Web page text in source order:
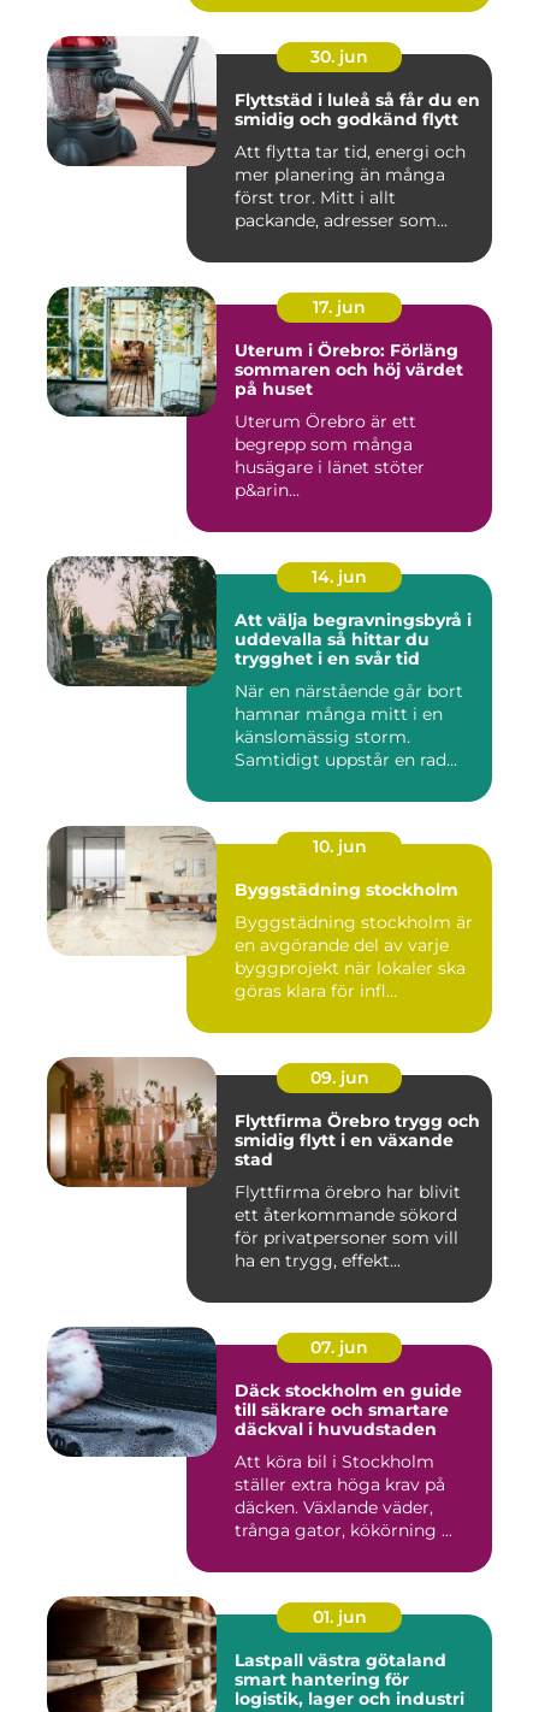
30. jun
Flyttstäd i luleå så får du en
smidig och godkänd flytt
Att flytta tar tid, energi och
mer planering än många
först tror. Mitt i allt
packande, adresser som...
17. jun
Uterum i Örebro: Förläng
sommaren och höj värdet
på huset
Uterum Örebro är ett
begrepp som många
husägare i länet stöter
p&arin...
14. jun
Att välja begravningsbyrå i
uddevalla så hittar du
trygghet i en svår tid
När en närstående går bort
hamnar många mitt i en
känslomässig storm.
Samtidigt uppstår en rad
10. jun
Byggstädning stockholm
Byggstädning stockholm är
en avgörande del av varje
byggprojekt när lokaler ska
göras klara för infl...
09. jun
Flyttfirma Örebro trygg och
smidig flytt i en växande
stad
Flyttfirma örebro har blivit
ett återkommande sökord
för privatpersoner som vill
ha en trygg, effekt...
07. jun
Däck stockholm en guide
till säkrare och smartare
däckval i huvudstaden
Att köra bil i Stockholm
ställer extra höga krav på
däcken. Växlande väder,
trånga gator, kökörning ...
01. jun
Lastpall västra götaland
smart hantering för
logistik, lager och industri